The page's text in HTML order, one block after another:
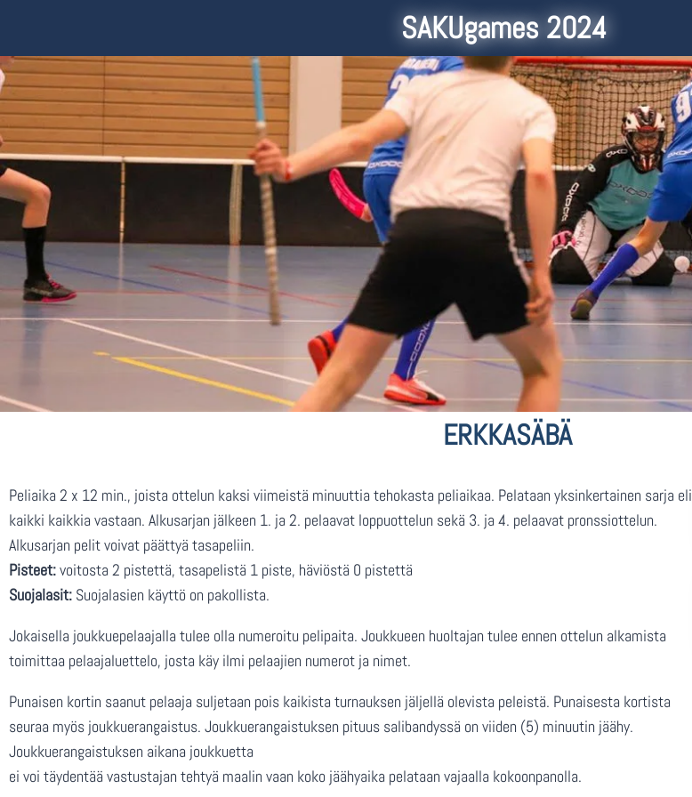
SAKUgames 2024
ERKKASÄBÄ
Peliaika 2 x 12 min., joista ottelun kaksi viimeistä minuuttia tehokasta peliaikaa. Pelataan yksinkertainen sarja eli
kaikki kaikkia vastaan. Alkusarjan jälkeen 1. ja 2. pelaavat loppuottelun sekä 3. ja 4. pelaavat pronssiottelun.
Alkusarjan pelit voivat päättyä tasapeliin.
Pisteet:voitosta 2 pistettä, tasapelistä 1 piste, häviöstä 0 pistettä
Suojalasit: Suojalasien käyttö on pakollista.
Jokaisella joukkuepelaajalla tulee olla numeroitu pelipaita. Joukkueen huoltajan tulee ennen ottelun alkamista
toimittaa pelaajaluettelo, josta käy ilmi pelaajien numerot ja nimet.
Punaisen kortin saanut pelaaja suljetaan pois kaikista turnauksen jäljellä olevista peleistä. Punaisesta kortista
seuraa myös joukkuerangaistus. Joukkuerangaistuksen pituus salibandyssä on viiden (5) minuutin jäähy.
Joukkuerangaistuksen aikana joukkuetta
ei voi täydentää vastustajan tehtyä maalin vaan koko jäähyaika pelataan vajaalla kokoonpanolla.